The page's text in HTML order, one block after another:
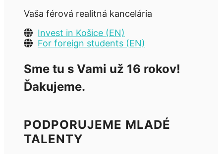
Vaša férová realitná kancelária
Invest in Košice (EN)
For foreign students (EN)
Sme tu s Vami už 16 rokov!
Ďakujeme.
PODPORUJEME MLADÉ
TALENTY